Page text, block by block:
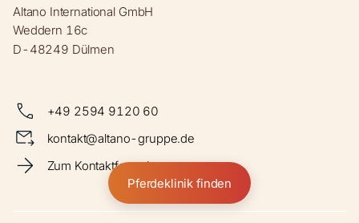
Pferdeklinik finden
Altano International GmbH
Weddern 16c
D-48249 Dülmen
+49 2594 9120 60
kontakt@altano-gruppe.de
Zum Kontaktformular